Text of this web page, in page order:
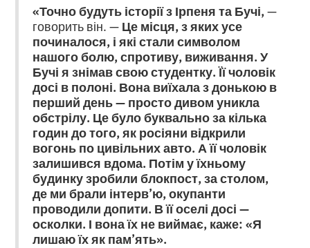
«Точно будуть історії з Ірпеня та Бучі,—
говорить він. —Це місця, з яких усе
починалося, і які стали символом
нашого болю, спротиву, виживання. У
Бучі я знімав свою студентку. Її чоловік
досі в полоні. Вона виїхала з донькою в
перший день — просто дивом уникла
обстрілу. Це було буквально за кілька
годин до того, як росіяни відкрили
вогонь по цивільних авто. А її чоловік
залишився вдома. Потім у їхньому
будинку зробили блокпост, за столом,
де ми брали інтерв’ю, окупанти
проводили допити. В її оселі досі —
осколки. І вона їх не виймає, каже: «Я
лишаю їх як пам’ять».